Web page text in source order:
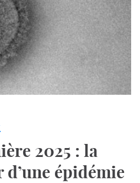
2025 : la
épidémie